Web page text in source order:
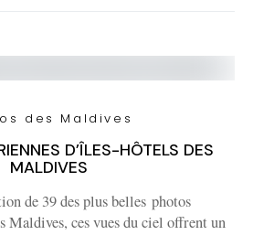
des Maldives
D’ÎLES-HÔTELS DES
MALDIVES
de 39 des plus belles photos
Maldives, ces vues du ciel offrent un